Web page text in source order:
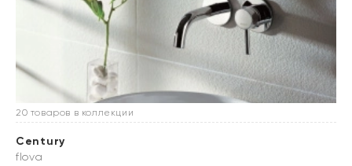
20 товаров в коллекции
Century
flova